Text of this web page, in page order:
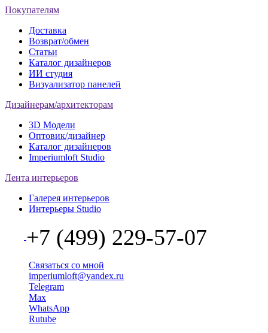
Покупателям
Доставка
Возврат/обмен
Статьи
Каталог дизайнеров
ИИ студия
Визуализатор панелей
Дизайнерам/архитекторам
3D Модели
Оптовик/дизайнер
Каталог дизайнеров
Imperiumloft Studio
Лента интерьеров
Галерея интерьеров
Интерьеры Studio
+7 (499) 229-57-07
Связаться со мной
imperiumloft@yandex.ru
Telegram
Max
WhatsApp
Rutube